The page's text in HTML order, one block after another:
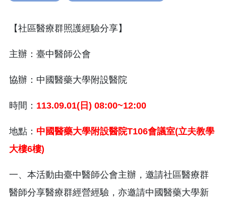
【社區醫療群照護經驗分享】
主辦：臺中醫師公會
協辦：中國醫藥大學附設醫院
時間： 113.09.01( 日 ) 08:00~12:00
地點： 中國醫藥大學附設醫院T106會議室(立夫教學
大樓6樓)
一、本活動由臺中醫師公會主辦，邀請社區醫療群
醫師分享醫療群經營經驗，亦邀請中國醫藥大學新